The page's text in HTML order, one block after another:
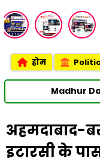
होम
Madhur
अहमदाबाद-
इटारसी के